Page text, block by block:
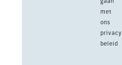
met
ons
privacy
beleid